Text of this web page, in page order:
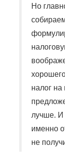
Но
налог
лучше. И
именно
не